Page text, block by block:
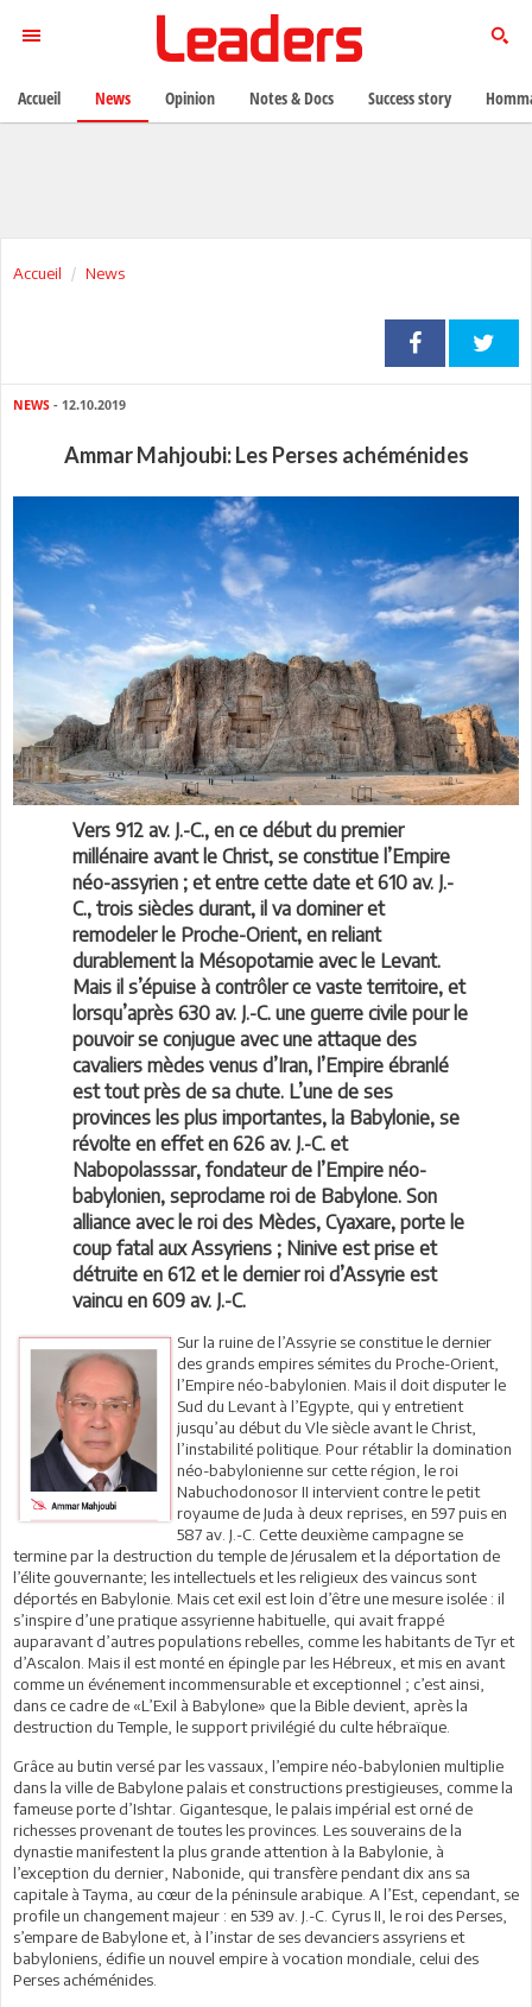
Accueil News
NEWS - 12.10.2019
Ammar Mahjoubi: Les Perses achéménides
Vers 912 av. J.-C., en ce début du premier
millénaire avant le Christ, se constitue l’Empire
néo-assyrien ; et entre cette date et 610 av. J.-
C., trois siècles durant, il va dominer et
remodeler le Proche-Orient, en reliant
durablement la Mésopotamie avec le Levant.
Mais il s’épuise à contrôler ce vaste territoire, et
lorsqu’après 630 av. J.-C. une guerre civile pour le
pouvoir se conjugue avec une attaque des
cavaliers mèdes venus d’Iran, l’Empire ébranlé
est tout près de sa chute. L’une de ses
provinces les plus importantes, la Babylonie, se
révolte en effet en 626 av. J.-C. et
Nabopolasssar, fondateur de l’Empire néo-
babylonien, seproclame roi de Babylone. Son
alliance avec le roi des Mèdes, Cyaxare, porte le
coup fatal aux Assyriens ; Ninive est prise et
détruite en 612 et le dernier roi d’Assyrie est
vaincu en 609 av. J.-C.
Sur la ruine de l’Assyrie se constitue le dernier
des grands empires sémites du Proche-Orient,
l’Empire néo-babylonien. Mais il doit disputer le
Sud du Levant à l’Egypte, qui y entretient
jusqu’au début du Vle siècle avant le Christ,
l’instabilité politique. Pour rétablir la domination
néo-babylonienne sur cette région, le roi
Nabuchodonosor II intervient contre le petit
royaume de Juda à deux reprises, en 597 puis en
587 av. J.-C. Cette deuxième campagne se
termine par la destruction du temple de Jérusalem et la déportation de
l’élite gouvernante; les intellectuels et les religieux des vaincus sont
déportés en Babylonie. Mais cet exil est loin d’être une mesure isolée : il
s’inspire d’une pratique assyrienne habituelle, qui avait frappé
auparavant d’autres populations rebelles, comme les habitants de Tyr et
d’Ascalon. Mais il est monté en épingle par les Hébreux, et mis en avant
comme un événement incommensurable et exceptionnel ; c’est ainsi,
dans ce cadre de «L’Exil à Babylone» que la Bible devient, après la
destruction du Temple, le support privilégié du culte hébraïque.
Grâce au butin versé par les vassaux, l’empire néo-babylonien multiplie
dans la ville de Babylone palais et constructions prestigieuses, comme la
fameuse porte d’Ishtar. Gigantesque, le palais impérial est orné de
richesses provenant de toutes les provinces. Les souverains de la
dynastie manifestent la plus grande attention à la Babylonie, à
l’exception du dernier, Nabonide, qui transfère pendant dix ans sa
capitale à Tayma, au cœur de la péninsule arabique. A l’Est, cependant, se
profile un changement majeur : en 539 av. J.-C. Cyrus II, le roi des Perses,
s’empare de Babylone et, à l’instar de ses devanciers assyriens et
babyloniens, édifie un nouvel empire à vocation mondiale, celui des
Perses achéménides.
Accueil News Opinion Notes & Docs Success story